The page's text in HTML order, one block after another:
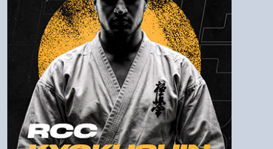
Пароль
Войти
Напомнить пароль
Регистрация